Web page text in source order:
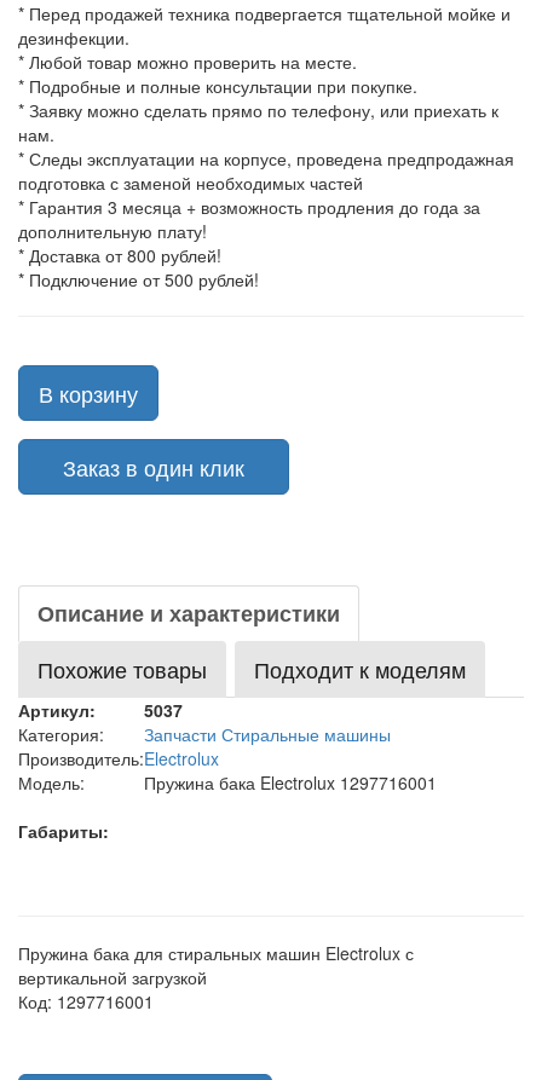
* Перед продажей техника подвергается тщательной мойке и
дезинфекции.
* Любой товар можно проверить на месте.
* Подробные и полные консультации при покупке.
* Заявку можно сделать прямо по телефону, или приехать к
нам.
* Следы эксплуатации на корпусе, проведена предпродажная
подготовка с заменой необходимых частей
* Гарантия 3 месяца + возможность продления до года за
дополнительную плату!
* Доставка от 800 рублей!
* Подключение от 500 рублей!
В корзину
Заказ в один клик
Описание и характеристики
Похожие товары
Подходит к моделям
Артикул:
5037
Категория:
Запчасти Стиральные машины
Производитель:Electrolux
Модель:
Пружина бака Electrolux 1297716001
Габариты:
Пружина бака для стиральных машин Electrolux с
вертикальной загрузкой
Код: 1297716001